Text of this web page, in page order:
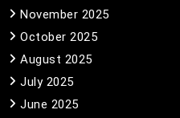
November 2025
October 2025
August 2025
July 2025
June 2025